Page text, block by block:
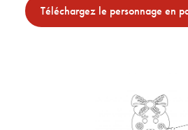
Téléchargez le personnage en